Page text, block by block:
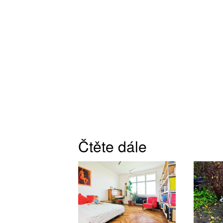
Čtěte dále